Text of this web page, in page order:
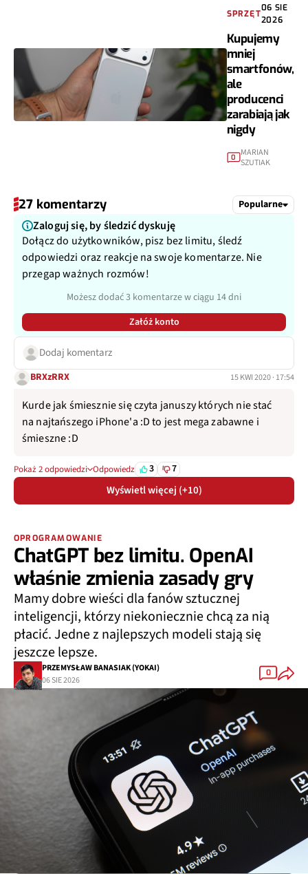
SPRZĘT
06 SIE
2026
Kupujemy
mniej
smartfonów,
ale
producenci
zarabiają jak
nigdy
0 MARIAN
SZUTIAK
27 komentarzy Popularne
Zaloguj się, by śledzić dyskuję
Dołącz do użytkowników, pisz bez limitu, śledź
odpowiedzi oraz reakcje na swoje komentarze. Nie
przegap ważnych rozmów!
Możesz dodać 3 komentarze w ciągu 14 dni
Załóż konto
Dodaj komentarz
BRXzRRX 15 KWI 2020 · 17:54
Kurde jak śmiesznie się czyta januszy których nie stać
na najtańszego iPhone'a :D to jest mega zabawne i
śmieszne :D
Pokaż 2 odpowiedzi Odpowiedz 3 7
Wyświetl więcej (+10)
OPROGRAMOWANIE
ChatGPT bez limitu. OpenAI
właśnie zmienia zasady gry
Mamy dobre wieści dla fanów sztucznej
inteligencji, którzy niekoniecznie chcą za nią
płacić. Jedne z najlepszych modeli stają się
jeszcze lepsze.
PRZEMYSŁAW BANASIAK (YOKAI)
06 SIE 2026
0